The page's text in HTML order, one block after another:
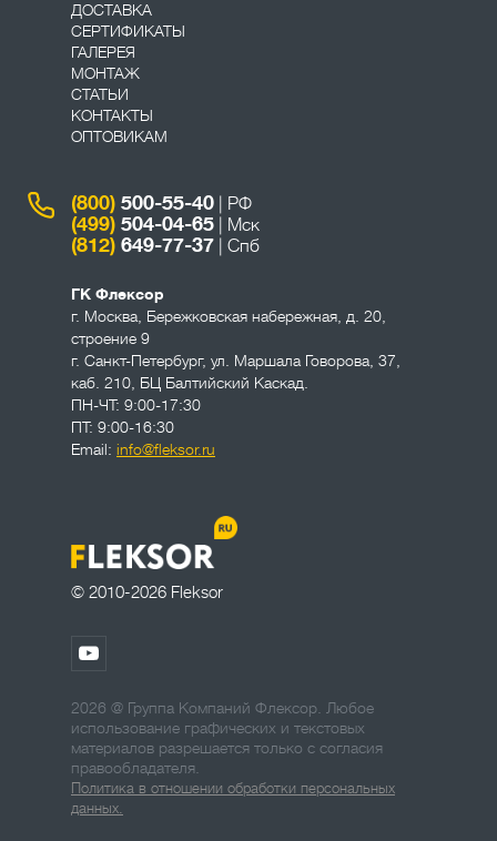
© 2010-2026 Fleksor
ДОСТАВКА
СЕРТИФИКАТЫ
ГАЛЕРЕЯ
МОНТАЖ
СТАТЬИ
КОНТАКТЫ
ОПТОВИКАМ
(800) 500-55-40 | РФ
(499) 504-04-65 | Мск
(812) 649-77-37 | Спб
ГК Флексор
г. Москва Бережковская набережная, д. 20,
строение 9
г. Санкт-Петербург, ул. Маршала Говорова, 37,
каб. 210, БЦ Балтийский Каскад.
ПН-ЧТ: 9:00-17:30
ПТ: 9:00-16:30
Email: info@fleksor.ru
2026 @ Группа Компаний Флексор. Любое
использование графических и текстовых
материалов разрешается только с согласия
правообладателя.
Политика в отношении обработки персональных
данных.